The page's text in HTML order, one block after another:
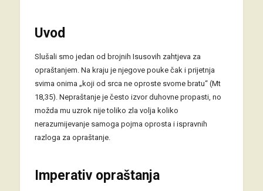
Uvod
Slušali smo jedan od brojnih Isusovih zahtjeva za
opraštanjem. Na kraju je njegove pouke čak i prijetnja
svima onima „koji od srca ne oproste svome bratu“ (Mt
18,35). Nepraštanje je često izvor duhovne propasti, no
možda mu uzrok nije toliko zla volja koliko
nerazumijevanje samoga pojma oprosta i ispravnih
razloga za opraštanje.
Imperativ opraštanja